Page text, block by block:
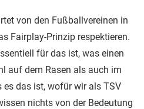
von den Fußballvereinen in
Fairplay-Prinzip respektieren.
für das ist, was einen
auf dem Rasen als auch im
das ist, wofür wir als TSV
nichts von der Bedeutung